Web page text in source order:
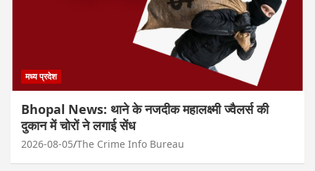
मध्य प्रदेश
Bhopal News: थाने के नजदीक महालक्ष्मी ज्वैलर्स की
दुकान में चोरों ने लगाई सेंध
2026-08-05 The Crime Info Bureau